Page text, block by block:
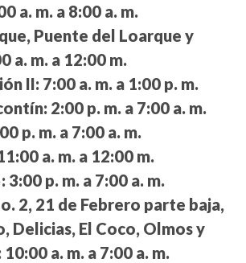
a. m. a 8:00 a. m.
Puente del Loarque y
a. m. a 12:00 m.
II: 7:00 a. m. a 1:00 p. m.
2:00 p. m. a 7:00 a. m.
p. m. a 7:00 a. m.
a. m. a 12:00 m.
3:00 p. m. a 7:00 a. m.
2, 21 de Febrero parte baja,
Delicias, El Coco, Olmos y
10:00 a. m. a 7:00 a. m.